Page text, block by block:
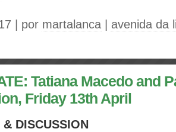
| por martalanca avenida da
Tatiana Macedo and
Friday 13th April
DISCUSSION